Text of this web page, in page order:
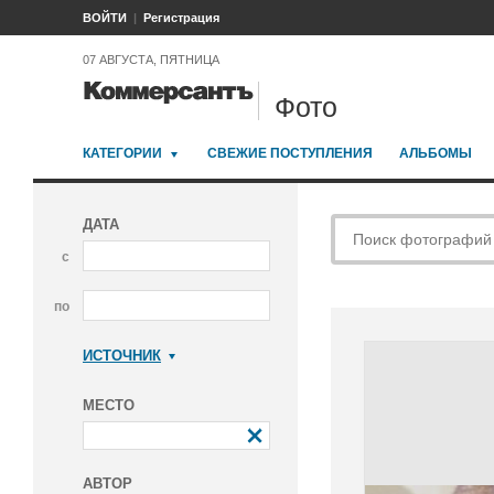
ВОЙТИ Регистрация
07 АВГУСТА, ПЯТНИЦА
Фото
КАТЕГОРИИ СВЕЖИЕ ПОСТУПЛЕНИЯ АЛЬБОМЫ
ДАТА
с
по
ИСТОЧНИК
МЕСТО
АВТОР